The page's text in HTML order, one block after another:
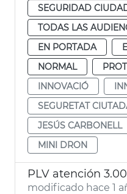
SEGURIDAD
TODAS LAS
EN PORTADA
NORMAL
INNOVACIÓ
SEGURETAT
JESÚS CARBONELL
MINI DRON
modificado hace 1